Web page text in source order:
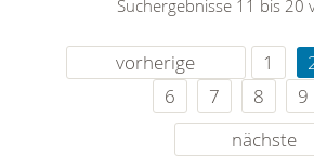
Suchergebnisse 11 bis 20
vorherige 1
6
7 8 9
nächste